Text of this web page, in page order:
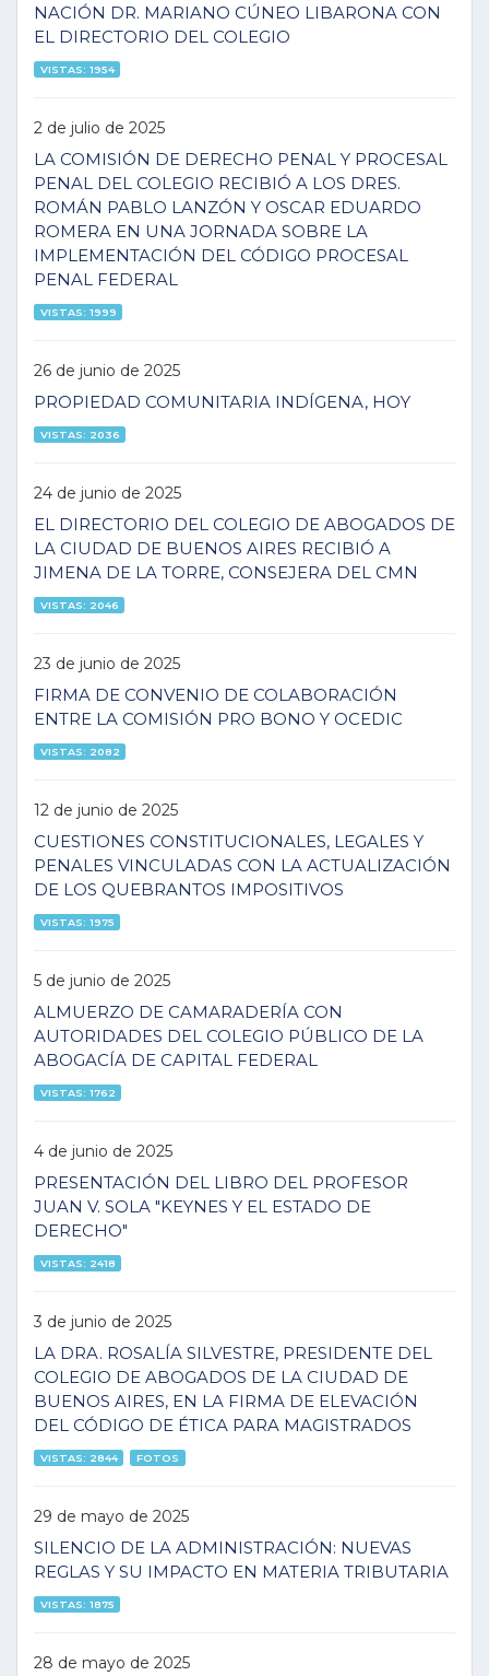
NACIÓN DR. MARIANO CÚNEO LIBARONA CON
EL DIRECTORIO DEL COLEGIO
VISTAS: 1954
2 de julio de 2025
LA COMISIÓN DE DERECHO PENAL Y PROCESAL
PENAL DEL COLEGIO RECIBIÓ A LOS DRES.
ROMÁN PABLO LANZÓN Y OSCAR EDUARDO
ROMERA EN UNA JORNADA SOBRE LA
IMPLEMENTACIÓN DEL CÓDIGO PROCESAL
PENAL FEDERAL
VISTAS: 1999
26 de junio de 2025
PROPIEDAD COMUNITARIA INDÍGENA, HOY
VISTAS: 2036
24 de junio de 2025
EL DIRECTORIO DEL COLEGIO DE ABOGADOS DE
LA CIUDAD DE BUENOS AIRES RECIBIÓ A
JIMENA DE LA TORRE, CONSEJERA DEL CMN
VISTAS: 2046
23 de junio de 2025
FIRMA DE CONVENIO DE COLABORACIÓN
ENTRE LA COMISIÓN PRO BONO Y OCEDIC
VISTAS: 2082
12 de junio de 2025
CUESTIONES CONSTITUCIONALES, LEGALES Y
PENALES VINCULADAS CON LA ACTUALIZACIÓN
DE LOS QUEBRANTOS IMPOSITIVOS
VISTAS: 1975
5 de junio de 2025
ALMUERZO DE CAMARADERÍA CON
AUTORIDADES DEL COLEGIO PÚBLICO DE LA
ABOGACÍA DE CAPITAL FEDERAL
VISTAS: 1762
4 de junio de 2025
PRESENTACIÓN DEL LIBRO DEL PROFESOR
JUAN V. SOLA "KEYNES Y EL ESTADO DE
DERECHO"
VISTAS: 2418
3 de junio de 2025
LA DRA. ROSALÍA SILVESTRE, PRESIDENTE DEL
COLEGIO DE ABOGADOS DE LA CIUDAD DE
BUENOS AIRES, EN LA FIRMA DE ELEVACIÓN
DEL CÓDIGO DE ÉTICA PARA MAGISTRADOS
VISTAS: 2844 FOTOS
29 de mayo de 2025
SILENCIO DE LA ADMINISTRACIÓN: NUEVAS
REGLAS Y SU IMPACTO EN MATERIA TRIBUTARIA
VISTAS: 1875
28 de mayo de 2025